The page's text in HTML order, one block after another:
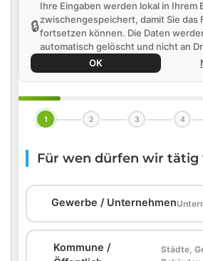
🔒
Ihre Eingaben werden lokal in Ihrem
zwischengespeichert, damit Sie das
fortsetzen können. Die Daten
automatisch gelöscht und nicht an
OK
1 2 3 4
Für wen dürfen wir tätig
Gewerbe / Unternehmen
Kommune /
Städte,